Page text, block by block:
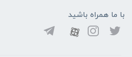
با ما همراه باشید